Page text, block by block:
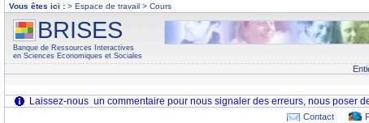
Vous êtes ici : > Espace de travail > Cours
BRISES
Banque de Ressources Interactives
en Sciences Economiques et Sociales
Contact